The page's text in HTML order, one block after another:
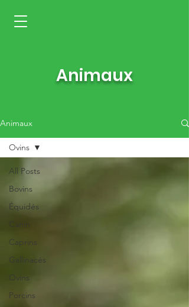
Animaux
Animaux
All Posts
Bovins
Équidés
Canin
Caprins
Gallinacés
Ovins
Porcins
Ovins